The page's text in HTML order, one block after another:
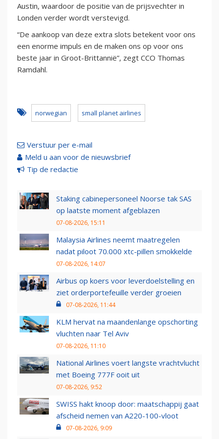
Austin, waardoor de positie van de prijsvechter in
Londen verder wordt verstevigd.
“De aankoop van deze extra slots betekent voor ons
een enorme impuls en de maken ons op voor ons
beste jaar in Groot-Brittannië”, zegt CCO Thomas
Ramdahl.
norwegian small planet airlines
Verstuur per e-mail
Meld u aan voor de nieuwsbrief
Tip de redactie
Staking cabinepersoneel Noorse tak SAS
op laatste moment afgeblazen
07-08-2026, 15:11
Malaysia Airlines neemt maatregelen
nadat piloot 70.000 xtc-pillen smokkelde
07-08-2026, 14:07
Airbus op koers voor leverdoelstelling en
ziet orderportefeuille verder groeien
07-08-2026, 11:44
KLM hervat na maandenlange opschorting
vluchten naar Tel Aviv
07-08-2026, 11:10
National Airlines voert langste vrachtvlucht
met Boeing 777F ooit uit
07-08-2026, 9:52
SWISS hakt knoop door: maatschappij gaat
afscheid nemen van A220-100-vloot
07-08-2026, 9:09